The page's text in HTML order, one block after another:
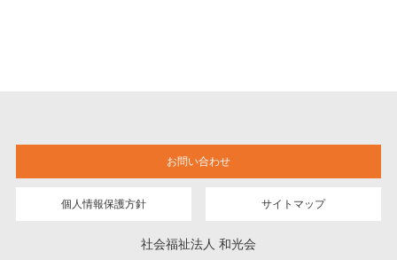
お問い合わせ
個人情報保護方針 サイトマップ
社会福祉法人 和光会